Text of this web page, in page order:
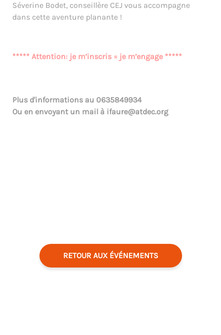
Séverine Bodet, conseillère CEJ vous accompagne
dans cette aventure planante !
***** Attention: je m’inscris = je m’engage *****
Plus d'informations au 0635849934
Ou en envoyant un mail à ifaure@atdec.org
RETOUR AUX ÉVÉNEMENTS